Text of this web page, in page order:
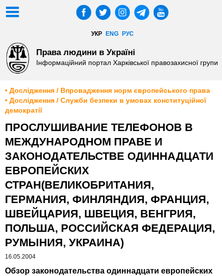
УКР ENG РУС
Права людини в Україні
Інформаційний портал Харківської правозахисної групи
• Дослідження / Впровадження норм європейського права
• Дослідження / Служби безпеки в умовах конституційної
демократії
ПРОСЛУШИВАНИЕ ТЕЛЕФОНОВ В
МЕЖДУНАРОДНОМ ПРАВЕ И
ЗАКОНОДАТЕЛЬСТВЕ ОДИННАДЦАТИ
ЕВРОПЕЙСКИХ
СТРАН(ВЕЛИКОБРИТАНИЯ,
ГЕРМАНИЯ, ФИНЛЯНДИЯ, ФРАНЦИЯ,
ШВЕЙЦАРИЯ, ШВЕЦИЯ, ВЕНГРИЯ,
ПОЛЬША, РОССИЙСКАЯ ФЕДЕРАЦИЯ,
РУМЫНИЯ, УКРАИНА)
16.05.2004
Обзор законодательства одиннадцати европейских